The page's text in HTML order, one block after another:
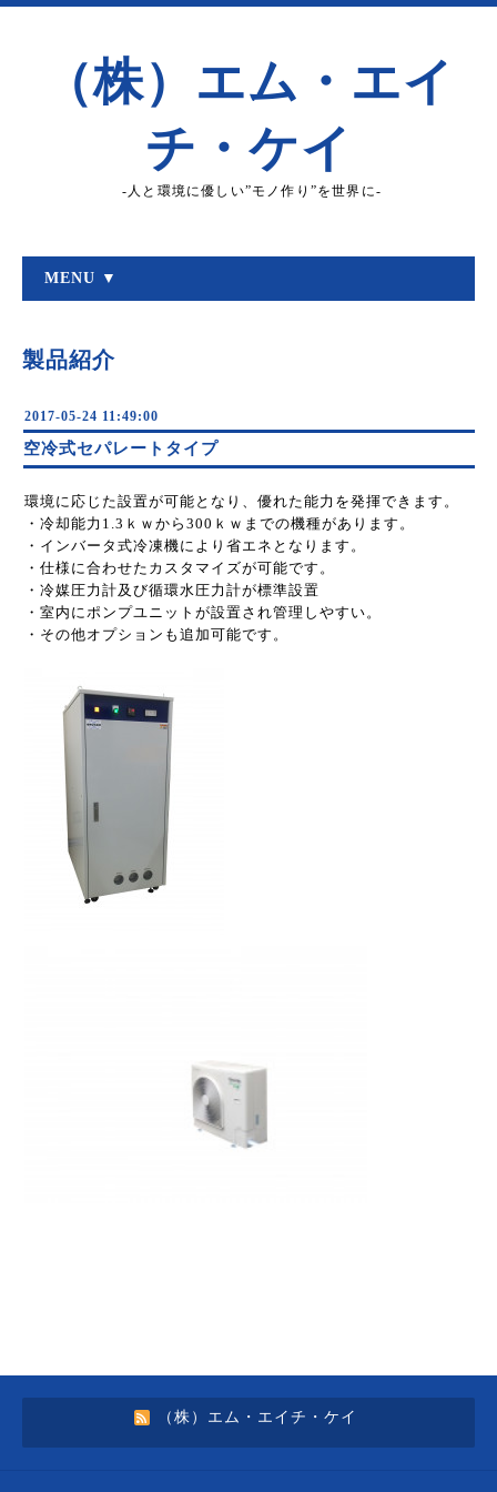
（株）エム・エイ
チ・ケイ
-人と環境に優しい”モノ作り”を世界に-
MENU ▼
製品紹介
2017-05-24 11:49:00
空冷式セパレートタイプ
環境に応じた設置が可能となり、優れた能力を発揮できます。
・冷却能力1.3ｋｗから300ｋｗまでの機種があります。
・インバータ式冷凍機により省エネとなります。
・仕様に合わせたカスタマイズが可能です。
・冷媒圧力計及び循環水圧力計が標準設置
・室内にポンプユニットが設置され管理しやすい。
・その他オプションも追加可能です。
（株）エム・エイチ・ケイ